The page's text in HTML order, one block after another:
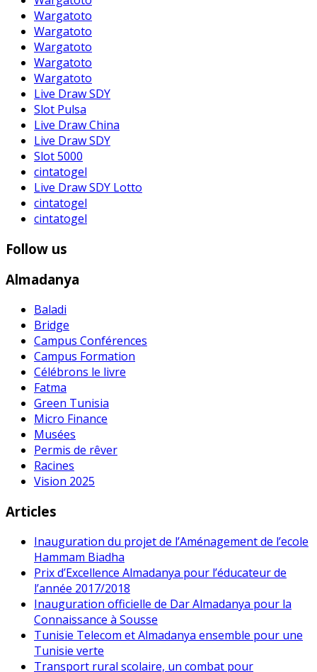
Wargatoto
Wargatoto
Wargatoto
Wargatoto
Wargatoto
Live Draw SDY
Slot Pulsa
Live Draw China
Live Draw SDY
Slot 5000
cintatogel
Live Draw SDY Lotto
cintatogel
cintatogel
Follow us
Almadanya
Baladi
Bridge
Campus Conférences
Campus Formation
Célébrons le livre
Fatma
Green Tunisia
Micro Finance
Musées
Permis de rêver
Racines
Vision 2025
Articles
Inauguration du projet de l’Aménagement de l’ecole
Hammam Biadha
Prix d’Excellence Almadanya pour l’éducateur de
l’année 2017/2018
Inauguration officielle de Dar Almadanya pour la
Connaissance à Sousse
Tunisie Telecom et Almadanya ensemble pour une
Tunisie verte
Transport rural scolaire, un combat pour